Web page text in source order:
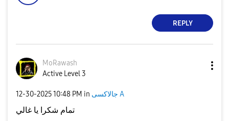
REPLY
MoRawash
Active Level 3
‎12-30-202510:48 PM in جالاكسى A
تمام شكرا يا غالي